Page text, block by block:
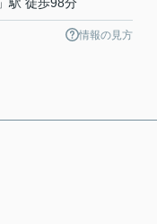
情報の見方